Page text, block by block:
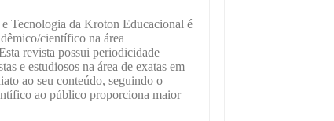
Tecnologia da Kroton Educacional é
científico na área
revista possui periodicidade
e estudiosos na área de exatas em
ao seu conteúdo, seguindo o
ao público proporciona maior